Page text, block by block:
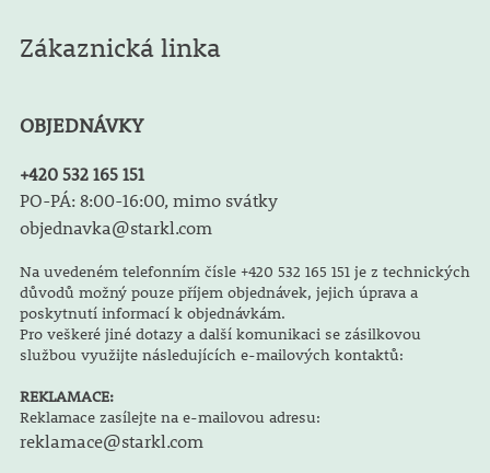
Zákaznická linka
OBJEDNÁVKY
+420 532 165 151
PO-PÁ: 8:00-16:00, mimo svátky
objednavka@starkl.com
Na uvedeném telefonním čísle +420 532 165 151 je z technických
důvodů možný pouze příjem objednávek, jejich úprava a
poskytnutí informací k objednávkám.
Pro veškeré jiné dotazy a další komunikaci se zásilkovou
službou využijte následujících e-mailových kontaktů:
REKLAMACE:
Reklamace zasílejte na e-mailovou adresu:
reklamace@starkl.com